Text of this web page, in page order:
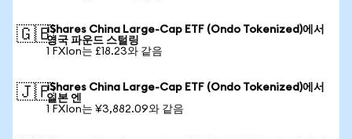
🇬🇧iShares China Large-Cap ETF (Ondo Tokenized)에서
영국 파운드 스털링
1 FXIon는 £18.23와 같음
🇯🇵iShares China Large-Cap ETF (Ondo Tokenized)에서
일본 엔
1 FXIon는 ¥3,882.09와 같음